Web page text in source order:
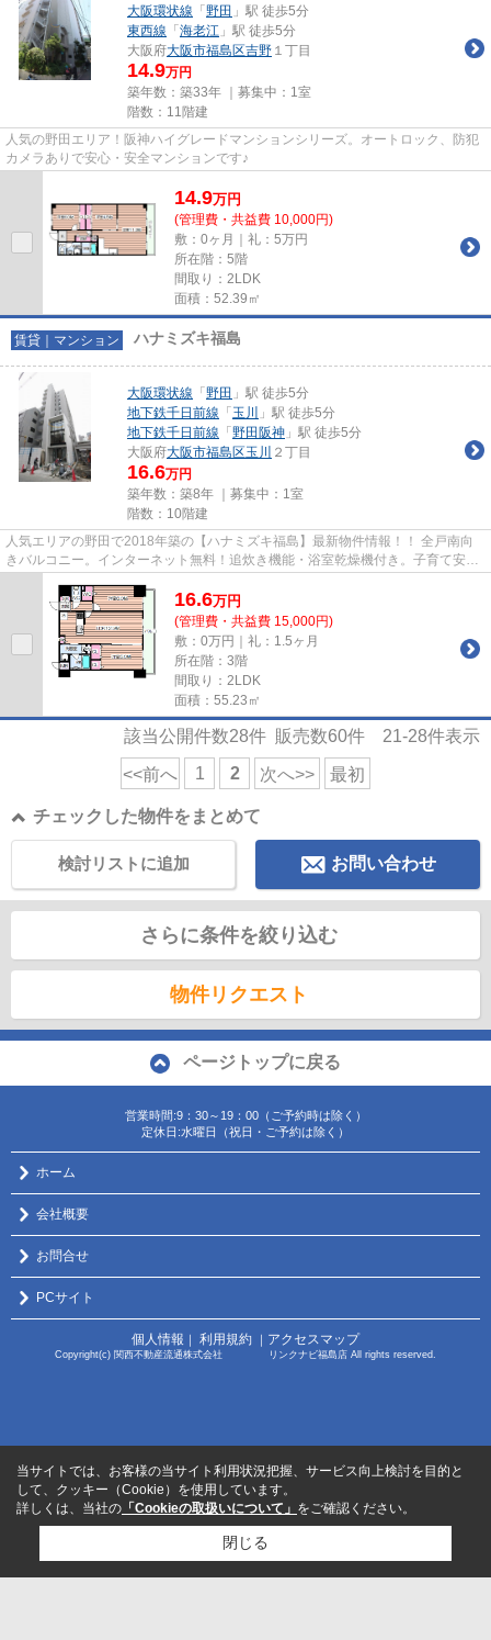
大阪環状線 「 野田 」駅 徒歩5分
東西線 「 海老江 」駅 徒歩5分
大阪府大阪市福島区吉野 １丁目
14.9万円
築年数：築33年 ｜募集中： 1室
階数：11階建
人気の野田エリア！阪神ハイグレードマンションシリーズ。オートロック、防犯
カメラありで安心・安全マンションです♪
14.9万円
(管理費・共益費 10,000円)
敷：0ヶ月｜礼：5万円
所在階：5階
間取り：2LDK
面積：52.39㎡
賃貸｜マンション ハナミズキ福島
大阪環状線 「 野田 」駅 徒歩5分
地下鉄千日前線 「 玉川
」駅 徒歩5分
地下鉄千日前線 「 野田阪神 」駅 徒歩5分
大阪府大阪市福島区玉川 ２丁目
16.6万円
築年数：築8年 ｜募集中： 1室
階数：10階建
人気エリアの野田で2018年築の【ハナミズキ福島】最新物件情報！！ 全戸南向
きバルコニー。インターネット無料！追炊き機能・浴室乾燥機付き。子育て安心
16.6万円
(管理費・共益費 15,000円)
敷：0万円｜礼：1.5ヶ月
所在階：3階
間取り：2LDK
面積：55.23㎡
該当公開件数28件 販売数60件 21-28件表示
<<前へ 1 2 次へ>> 最初
チェックした物件をまとめて
お問い合わせ
検討リストに追加
さらに条件を絞り込む
物件リクエスト
ページトップに戻る
営業時間:9：30～19：00（ご予約時は除く）
定休日:水曜日（祝日・ご予約は除く）
ホーム
会社概要
お問合せ
PCサイト
個人情報 ｜ 利用規約 ｜ アクセスマップ
Copyright(c) 関西不動産流通株式会社 リンクナビ福島店 All rights reserved.
当サイトでは、お客様の当サイト利用状況把握、サービス向上検討を目的と
して、クッキー（Cookie）を使用しています。
詳しくは、当社の 「Cookieの取扱いについて」 をご確認ください。
閉じる